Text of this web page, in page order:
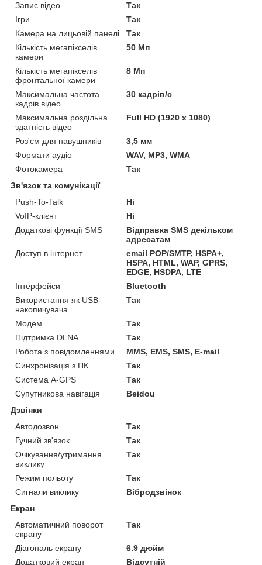
Запис відео
Так
Ігри
Так
Камера на лицьовій панелі
Так
Кількість мегапікселів
камери
50 Мп
Кількість мегапікселів
фронтальної камери
8 Мп
Максимальна частота
кадрів відео
30 кадрів/с
Максимальна роздільна
здатність відео
Full HD (1920 x 1080)
Роз'єм для навушників
3,5 мм
Формати аудіо
WAV, MP3, WMA
Фотокамера
Так
Зв'язок та комунікації
Push-To-Talk
Ні
VoIP-клієнт
Ні
Додаткові функції SMS
Відправка SMS декільком
адресатам
Доступ в інтернет
email POP/SMTP, HSPA+,
HSPA, HTML, WAP, GPRS,
EDGE, HSDPA, LTE
Інтерфейси
Bluetooth
Використання як USB-
накопичувача
Так
Модем
Так
Підтримка DLNA
Так
Робота з повідомленнями
MMS, EMS, SMS, E-mail
Синхронізація з ПК
Так
Система A-GPS
Так
Супутникова навігація
Beidou
Дзвінки
Автодозвон
Так
Гучний зв'язок
Так
Очікування/утримання
виклику
Так
Режим польоту
Так
Сигнали виклику
Вібродзвінок
Екран
Автоматичний поворот
екрану
Так
Діагональ екрану
6.9 дюйм
Додатковий екран
Відсутній